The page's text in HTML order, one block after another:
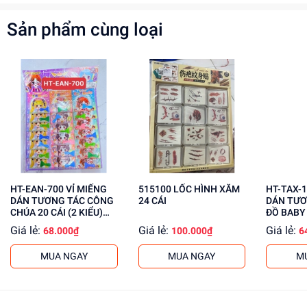
Lợi Ích Phát Triển
Giúp bé phát triển tư duy, sáng tạo
Rèn luyện kỹ năng giải quyết vấn đề
Tăng cường khả năng phối hợp tay mắt
Mua ngay tạidochoitinphat.com, chúng tôi cung cấp giá sỉ
cho khách buôn. Liên hệ ngay để biết thêm thông tin!
Sản phẩm cùng loại
HT-EAN-700 VỈ MIẾNG
DÁN TƯƠNG TÁC CÔNG
CHÚA 20 CÁI (2 KIỂU)
HT-EAN-699
Giá lẻ: 68.000₫
MUA NGAY
515100 LỐC HÌNH XĂM
24 CÁI
Giá lẻ: 100.000₫
MUA NGAY
HT-TAX-
DÁN
ĐỒ
Giá lẻ: